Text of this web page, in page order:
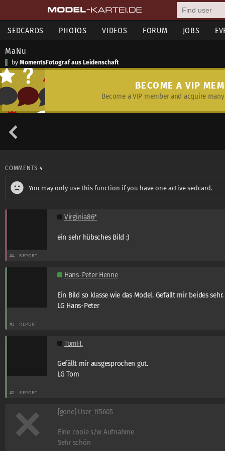
SEDCARDS PHOTOS VIDEOS FORUM JOBS
MaNu
by MomentsFotograf aus Leidenschaft
BECOME A VIP
Become a VIP member and acquire
COMMENTS 4
You may only use this function if you have one active sedcard.
Virginia86*
ein sehr hübsches Bild :)
#4 REPORT
Hans-Peter Henne
Ein Bild so klasse wie das Model. Gefällt mir beides sehr.
LG Hans-Peter
#3 REPORT
TomH.
Gefällt mir ausgesprochen gut.
LG Tom
#2 REPORT
[gone] User_115605
Eine coole s/w Aufnahme
Sehr schön